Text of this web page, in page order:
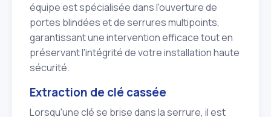
équipe est spécialisée dans l'ouverture de
portes blindées et de serrures multipoints,
garantissant une intervention efficace tout en
préservant l'intégrité de votre installation haute
sécurité.
Extraction de clé cassée
Lorsqu'une clé se brise dans la serrure, il est